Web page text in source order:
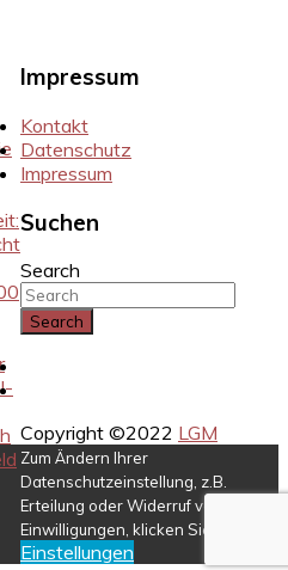
Impressum
Kontakt
Datenschutz
Impressum
Suchen
Search
Copyright ©2022 LGM
Zum Ändern Ihrer
Datenschutzeinstellung, z.B.
Erteilung oder Widerruf von
Einwilligungen, klicken Sie hier:
Einstellungen